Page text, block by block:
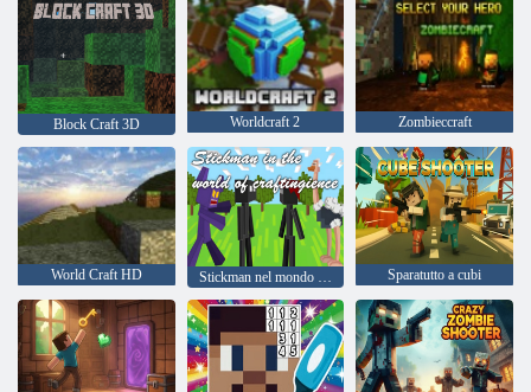
Block Craft 3D Worldcraft 2 Zombieccraft
World Craft HD Sparatutto a cubi